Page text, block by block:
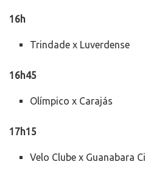
16h
Trindade x Luverdense
16h45
Olímpico x Carajás
17h15
Velo Clube x Guanabara